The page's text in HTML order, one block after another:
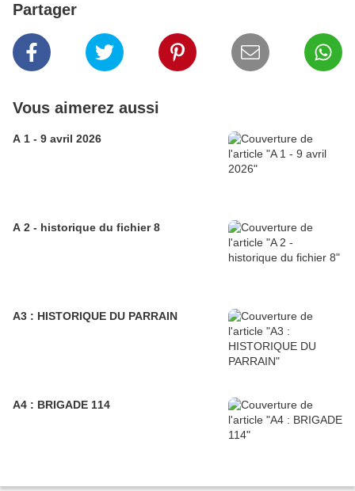
Partager
Vous aimerez aussi
A 1 - 9 avril 2026
A 2 - historique du fichier 8
A3 : HISTORIQUE DU PARRAIN
A4 : BRIGADE 114